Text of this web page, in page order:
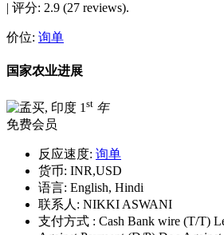
| 评分: 2.9 (27 reviews).
价位: 询单
国家农业进展
1 st 年
免费会员
反应速度: 询单
货币: INR,USD
语言: English, Hindi
联系人: NIKKI ASWANI
支付方式 : Cash Bank wire (T/T)